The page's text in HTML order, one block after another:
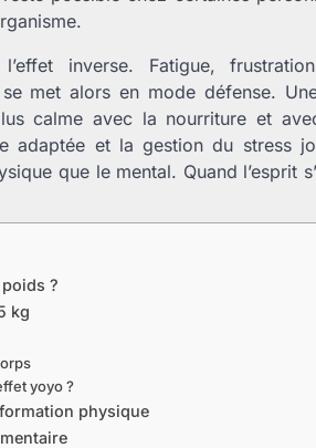
inverse. Fatigue,
met alors en mode défense.
calme avec la nourriture et
adaptée et la gestion du stress
que le mental. Quand l’esprit
?
kg
yoyo ?
physique